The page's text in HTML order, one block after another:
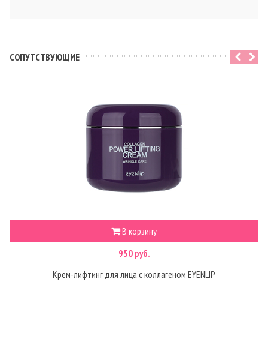
CОПУТСТВУЮЩИЕ
В корзину
950 руб.
Крем-лифтинг для лица с коллагеном EYENLIP